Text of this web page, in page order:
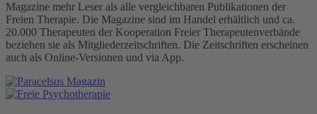
Magazine mehr Leser als alle vergleichbaren Publikationen der
Freien Therapie. Die Magazine sind im Handel erhältlich und ca.
20.000 Therapeuten der Kooperation Freier Therapeutenverbände
beziehen sie als Mitgliederzeitschriften. Die Zeitschriften erscheinen
auch als Online-Versionen und via App.